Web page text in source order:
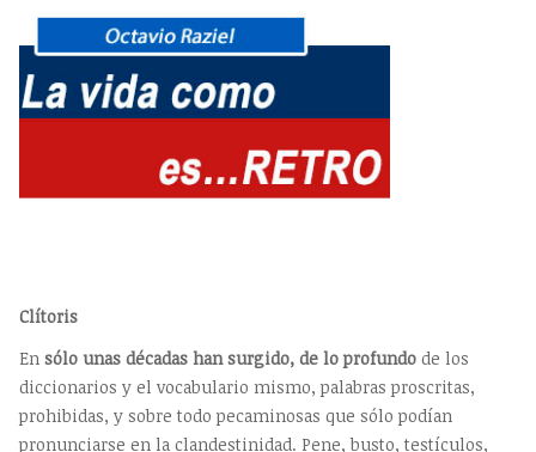
Clítoris
En sólo unas décadas han surgido, de lo profundo de los
diccionarios y el vocabulario mismo, palabras proscritas,
prohibidas, y sobre todo pecaminosas que sólo podían
pronunciarse en la clandestinidad. Pene, busto, testículos,